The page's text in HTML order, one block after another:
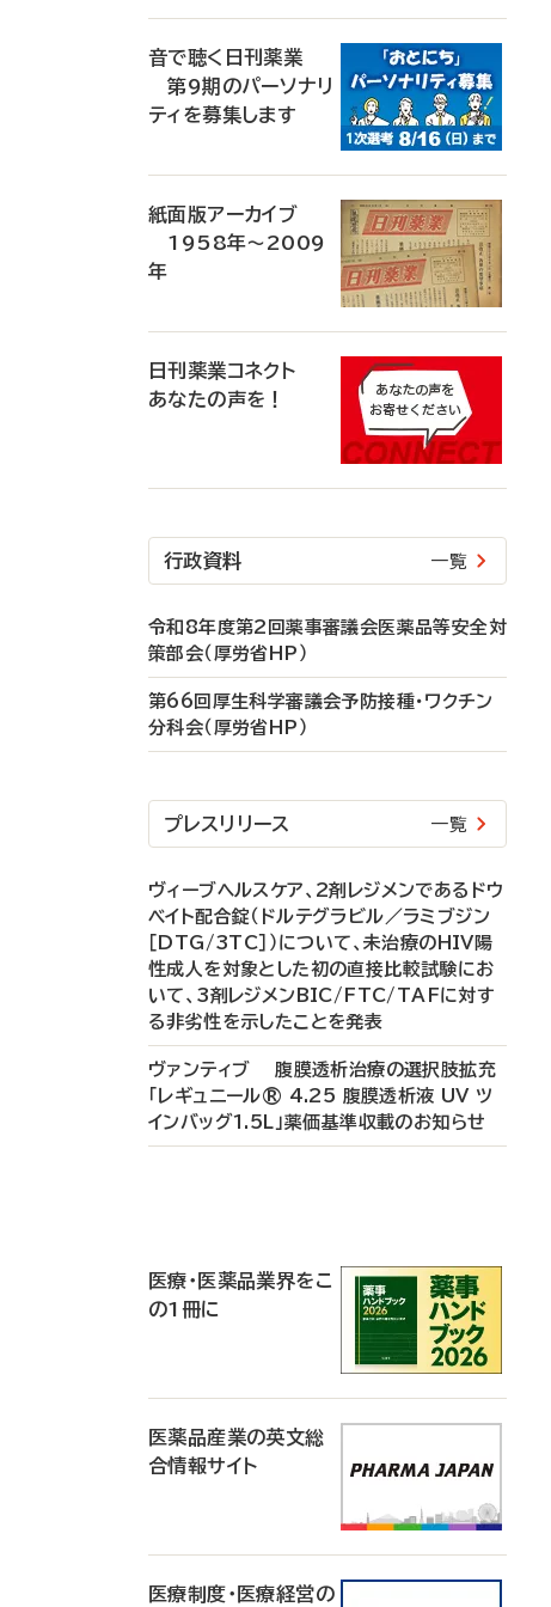
音で聴く日刊薬業
第9期のパーソナリ
ティを募集します
紙面版アーカイブ
1958年～2009
年
日刊薬業コネクト
あなたの声を！
行政資料 一覧
令和8年度第2回薬事審議会医薬品等安全対
策部会（厚労省HP）
第66回厚生科学審議会予防接種・ワクチン
分科会（厚労省HP）
プレスリリース 一覧
ヴィーブヘルスケア、2剤レジメンであるドウ
ベイト配合錠（ドルテグラビル／ラミブジン
［DTG/3TC］）について、未治療のHIV陽
性成人を対象とした初の直接比較試験にお
いて、3剤レジメンBIC/FTC/TAFに対す
る非劣性を示したことを発表
ヴァンティブ 腹膜透析治療の選択肢拡充
「レギュニール® 4.25 腹膜透析液 UV ツ
インバッグ1.5L」薬価基準収載のお知らせ
医療・医薬品業界をこ
の1冊に
医薬品産業の英文総
合情報サイト
医療制度・医療経営の